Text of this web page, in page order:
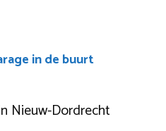
in de buurt
Nieuw-Dordrecht